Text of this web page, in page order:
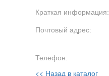
Краткая информация:
Почтовый адрес:
Телефон:
<< Назад в каталог